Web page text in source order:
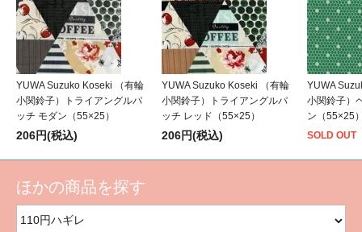
YUWA Suzuko Koseki （有輪
小関鈴子）トライアングルパ
ッチ モダン（55×25）
206円(税込)
YUWA Suzuko Koseki （有輪
小関鈴子）トライアングルパ
ッチ レッド（55×25）
206円(税込)
YUWA
小関鈴子）
ン（55×25
SOLD OUT
ほかの商品を探す